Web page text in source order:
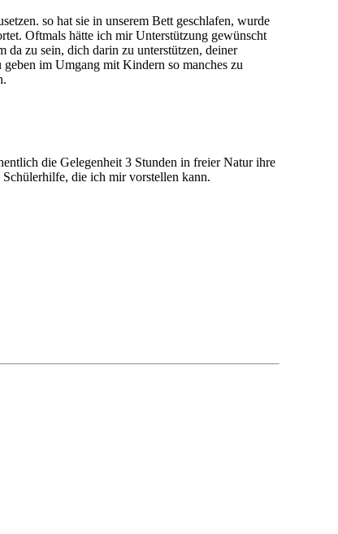
so hat sie in unserem Bett geschlafen, wurde
Oftmals hätte ich mir Unterstützung gewünscht
da zu sein, dich darin zu unterstützen, deiner
im Umgang mit Kindern so manches zu
die Gelegenheit 3 Stunden in freier Natur ihre
Schülerhilfe, die ich mir vorstellen kann.